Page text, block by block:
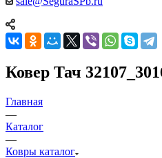
Ковер Тач
Главная
—
Каталог
—
Ковры каталог